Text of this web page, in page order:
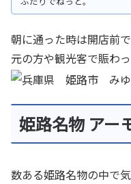
朝に通った時は開店前
元の方や観光客で賑わっ
姫路名物 アー
数ある姫路名物の中で